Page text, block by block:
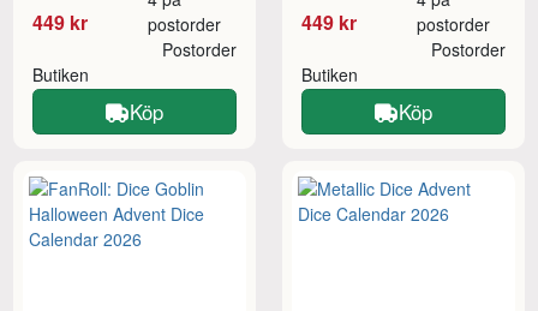
449 kr
postorder
Butiken
Postorder
Köp
449 kr
postorder
Butiken
Postorder
Köp